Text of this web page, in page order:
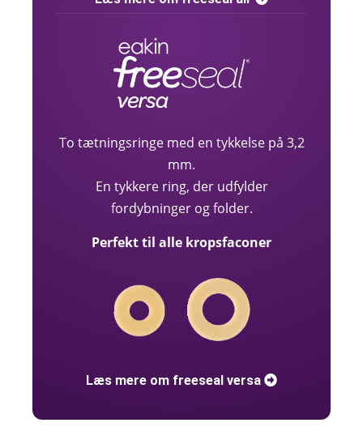
To tætningsringe med en tykkelse på 3,2
mm.
En tykkere ring, der udfylder
fordybninger og folder.
Perfekt til alle kropsfaconer
Læs mere om freeseal versa